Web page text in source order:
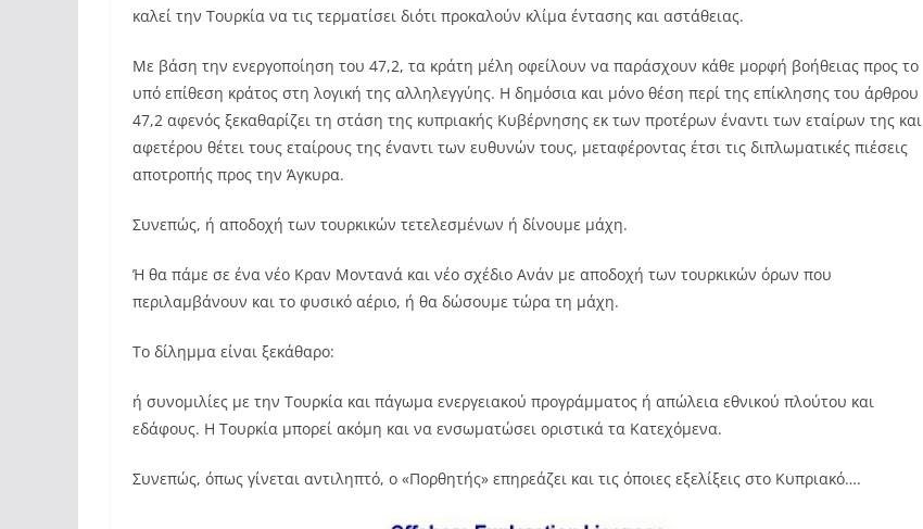
καλεί την Τουρκία να τις τερματίσει διότι προκαλούν κλίμα έντασης και αστάθειας.
Με βάση την ενεργοποίηση του 47,2, τα κράτη μέλη οφείλουν να παράσχουν κάθε μορφή βοήθειας προς το
υπό επίθεση κράτος στη λογική της αλληλεγγύης. Η δημόσια και μόνο θέση περί της επίκλησης του άρθρου
47,2 αφενός ξεκαθαρίζει τη στάση της κυπριακής Κυβέρνησης εκ των προτέρων έναντι των εταίρων της και
αφετέρου θέτει τους εταίρους της έναντι των ευθυνών τους, μεταφέροντας έτσι τις διπλωματικές πιέσεις
αποτροπής προς την Άγκυρα.
Συνεπώς, ή αποδοχή των τουρκικών τετελεσμένων ή δίνουμε μάχη.
Ή θα πάμε σε ένα νέο Κραν Μοντανά και νέο σχέδιο Ανάν με αποδοχή των τουρκικών όρων που
περιλαμβάνουν και το φυσικό αέριο, ή θα δώσουμε τώρα τη μάχη.
Το δίλημμα είναι ξεκάθαρο:
ή συνομιλίες με την Τουρκία και πάγωμα ενεργειακού προγράμματος ή απώλεια εθνικού πλούτου και
εδάφους. Η Τουρκία μπορεί ακόμη και να ενσωματώσει οριστικά τα Κατεχόμενα.
Συνεπώς, όπως γίνεται αντιληπτό, ο «Πορθητής» επηρεάζει και τις όποιες εξελίξεις στο Κυπριακό….